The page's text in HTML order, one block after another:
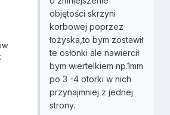
objętości skrzyni
korbowej poprzez
łożyska,to bym zostawił
te osłonki ale nawiercił
bym wiertelkiem np.1mm
po 3 -4 otorki w nich
przynajmniej z jednej
strony.